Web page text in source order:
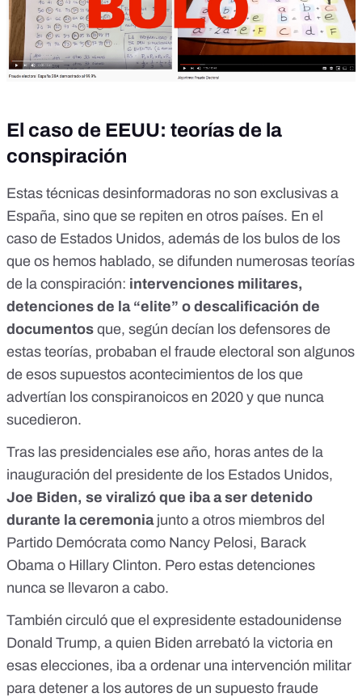
El caso de EEUU: teorías de la
conspiración
Estas técnicas desinformadoras no son exclusivas a
España, sino que se repiten en otros países. En el
caso de Estados Unidos, además de los bulos de los
que os hemos hablado, se difunden numerosas teorías
de la conspiración: intervenciones militares,
detenciones de la “elite” o descalificación de
documentos que, según decían los defensores de
estas teorías, probaban el fraude electoral son algunos
de esos supuestos acontecimientos de los que
advertían los conspiranoicos en 2020 y que nunca
sucedieron.
Tras las presidenciales ese año, horas antes de la
inauguración del presidente de los Estados Unidos,
Joe Biden, se viralizó que iba a ser detenido
durante la ceremoniajunto a otros miembros del
Partido Demócrata como Nancy Pelosi, Barack
Obama o Hillary Clinton. Pero estas detenciones
nunca se llevaron a cabo.
También circuló que el expresidente estadounidense
Donald Trump, a quien Biden arrebató la victoria en
esas elecciones, iba a ordenar una intervención militar
para detener a los autores de un supuesto fraude